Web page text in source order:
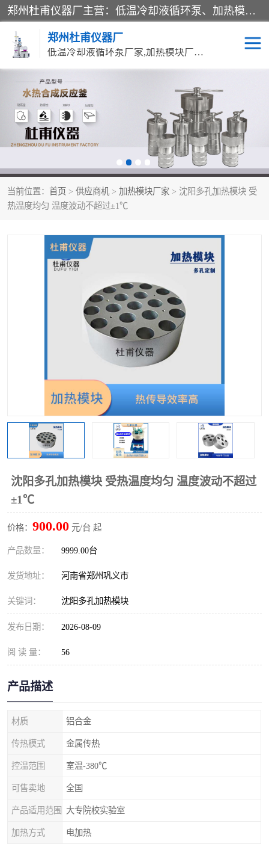
郑州杜甫仪器厂主营：低温冷却液循环泵、加热模块、水热合成反应釜、水油浴锅、旋转蒸发器、循环水真空泵等产品。郑州杜甫仪器厂在众多的教学仪器行业中依靠科技力量扬长避短、迅速发展，成为国家教委*生产教学仪器的厂家，产品具有国内良好水平，主导产品通过ISO9002质量认证。
郑州杜甫仪器厂
低温冷却液循环泵厂家,加热模块厂家,水热合成反应釜厂家,水油浴锅厂家,旋转蒸发器厂家
当前位置： 首页 > 供应商机 > 加热模块厂家 > 沈阳多孔加热模块 受
热温度均匀 温度波动不超过±1℃
沈阳多孔加热模块 受热温度均匀 温度波动不超过
±1℃
价格： 900.00 元/台 起
产品数量： 9999.00台
发货地址： 河南省郑州巩义市
关键词： 沈阳多孔加热模块
发布日期： 2026-08-09
阅 读 量： 56
产品描述
材质 铝合金
传热模式 金属传热
控温范围 室温-380℃
可售卖地 全国
产品适用范围 大专院校实验室
加热方式 电加热
循环水真空泵厂家 水热合成反应釜厂家
低温冷却液循环泵厂家 加热模块厂家
气流烘干器
旋转蒸发器厂家 双层玻璃反应釜10L
高温循环油浴锅母 五抽头循环水真空泵
多功能油浴锅
单层玻璃反应釜 低温恒温反应浴槽
电动搅拌器